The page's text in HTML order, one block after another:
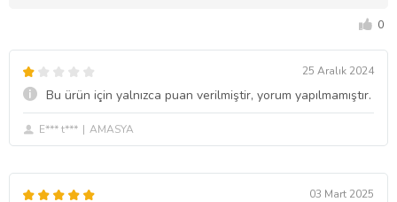
0
25 Aralık 2024
Bu ürün için yalnızca puan verilmiştir, yorum yapılmamıştır.
E*** t*** AMASYA
03 Mart 2025